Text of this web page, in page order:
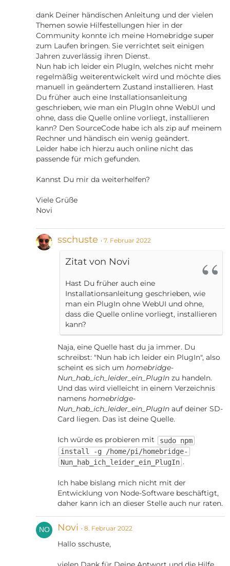
dank Deiner händischen Anleitung und der vielen
Themen sowie Hilfestellungen hier in der
Community konnte ich meine Homebridge super
zum Laufen bringen. Sie verrichtet seit einigen
Jahren zuverlässig ihren Dienst.
Nun hab ich leider ein PlugIn, welches nicht mehr
regelmäßig weiterentwickelt wird und möchte dies
manuell in geändertem Zustand installieren. Hast
Du früher auch eine Installationsanleitung
geschrieben, wie man ein PlugIn ohne WebUI und
ohne, dass die Quelle online vorliegt, installieren
kann? Den SourceCode habe ich als zip auf meinem
Rechner und händisch ein wenig geändert.
Leider habe ich hierzu auch online nicht das
passende für mich gefunden.
Kannst Du mir da weiterhelfen?
Viele Grüße
Novi
sschuste 7. Februar 2022
Zitat von Novi
Hast Du früher auch eine
Installationsanleitung geschrieben, wie
man ein PlugIn ohne WebUI und ohne,
dass die Quelle online vorliegt, installieren
kann?
Naja, eine Quelle hast du ja immer. Du
schreibst: "Nun hab ich leider ein PlugIn", also
scheint es sich um homebridge-
Nun_hab_ich_leider_ein_PlugIn zu handeln.
Und das wird vielleicht in einem Verzeichnis
namens homebridge-
Nun_hab_ich_leider_ein_PlugIn auf deiner SD-
Card liegen. Das ist deine Quelle.
Ich würde es probieren mit
sudo npm
install -g /home/pi/homebridge-
Nun_hab_ich_leider_ein_PlugIn .
Ich habe bislang mich nicht mit der
Entwicklung von Node-Software beschäftigt,
daher kann ich an dieser Stelle auch nur raten.
Novi 8. Februar 2022
Hallo sschuste,